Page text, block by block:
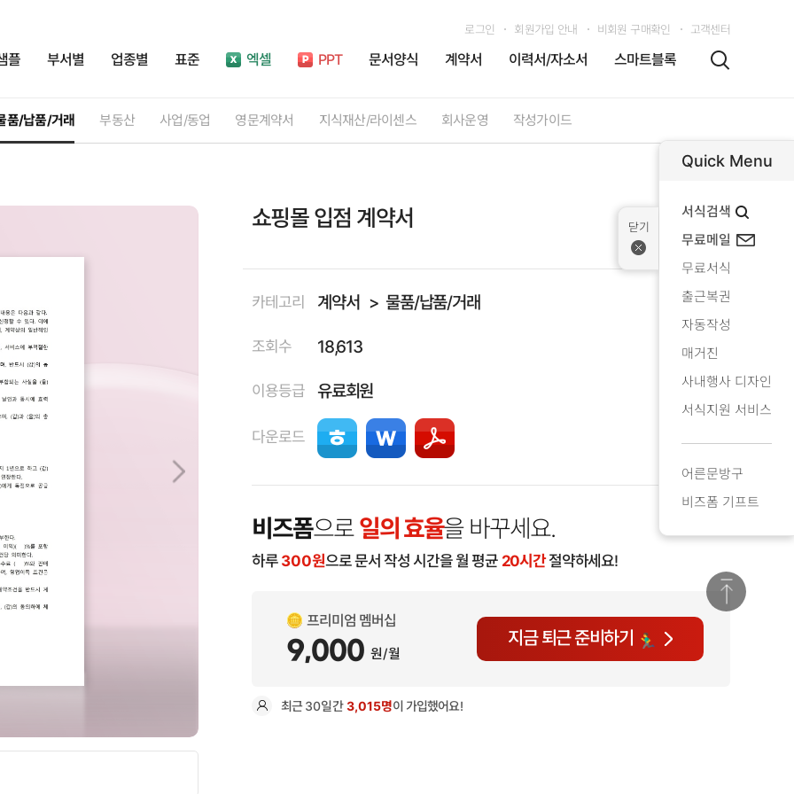
플 부서별 업종별 표준 엑셀 PPT 문서양식 계약서 이력서/자소서 스마트블록
로그인 회원가입 안내 비회원 구매확인 고객센터
품/납품/거래 부동산 사업/동업 영문계약서 지식재산/라이센스 회사운영 작성가이드
쇼핑몰 입점 계약서
카테고리 계약서 물품/납품/거래
조회수 18,613
이용등급 유료회원
다운로드
비즈폼으로일의 효율을 바꾸세요.
하루 300원으로 문서 작성 시간을 월 평균 20시간절약하세요!
프리미엄 멤버십
9,000 원/월
지금 퇴근 준비하기
최근30일간3,015명이 가입했어요!
Quick Menu
서식검색
무료메일
무료서식
출근복권
자동작성
매거진
사내행사 디자인
서식지원 서비스
어른문방구
비즈폼 기프트